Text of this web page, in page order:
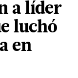
a líder
luchó
en